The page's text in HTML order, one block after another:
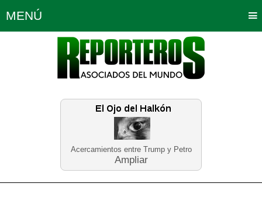
Acercamientos entre Trump y Petro
Ampliar
MENÚ
Política Opinión Bogotá
Planeta Tierra Deportes
Educación Neira